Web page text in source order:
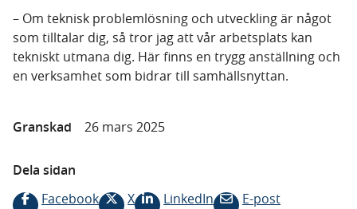
– Om teknisk problemlösning och utveckling är något
som tilltalar dig, så tror jag att vår arbetsplats kan
tekniskt utmana dig. Här finns en trygg anställning och
en verksamhet som bidrar till samhällsnyttan.
Granskad 26 mars 2025
Dela sidan
Facebook
X LinkedIn E-post